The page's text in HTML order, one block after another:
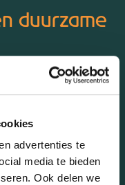
advertenties te
media te bieden
Ook delen we
duurzame